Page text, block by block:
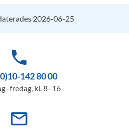
2026-06-25
phone
142 80 00
kl. 8–16
mail_outline